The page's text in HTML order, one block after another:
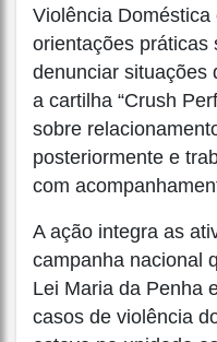
Violência
orientações práticas
denunciar situações
a cartilha “Crush
sobre
posteriormente e
com
A ação integra as
campanha nacional
Lei Maria da Penha
casos de violência